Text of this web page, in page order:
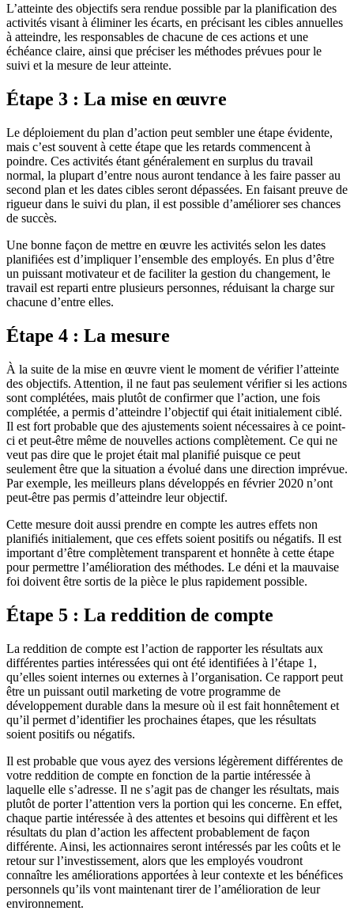
L’atteinte des objectifs sera rendue possible par la planification des
activités visant à éliminer les écarts, en précisant les cibles annuelles
à atteindre, les responsables de chacune de ces actions et une
échéance claire, ainsi que préciser les méthodes prévues pour le
suivi et la mesure de leur atteinte.
Étape 3 : La mise en œuvre
Le déploiement du plan d’action peut sembler une étape évidente,
mais c’est souvent à cette étape que les retards commencent à
poindre. Ces activités étant généralement en surplus du travail
normal, la plupart d’entre nous auront tendance à les faire passer au
second plan et les dates cibles seront dépassées. En faisant preuve de
rigueur dans le suivi du plan, il est possible d’améliorer ses chances
de succès.
Une bonne façon de mettre en œuvre les activités selon les dates
planifiées est d’impliquer l’ensemble des employés. En plus d’être
un puissant motivateur et de faciliter la gestion du changement, le
travail est reparti entre plusieurs personnes, réduisant la charge sur
chacune d’entre elles.
Étape 4 : La mesure
À la suite de la mise en œuvre vient le moment de vérifier l’atteinte
des objectifs. Attention, il ne faut pas seulement vérifier si les actions
sont complétées, mais plutôt de confirmer que l’action, une fois
complétée, a permis d’atteindre l’objectif qui était initialement ciblé.
Il est fort probable que des ajustements soient nécessaires à ce point-
ci et peut-être même de nouvelles actions complètement. Ce qui ne
veut pas dire que le projet était mal planifié puisque ce peut
seulement être que la situation a évolué dans une direction imprévue.
Par exemple, les meilleurs plans développés en février 2020 n’ont
peut-être pas permis d’atteindre leur objectif.
Cette mesure doit aussi prendre en compte les autres effets non
planifiés initialement, que ces effets soient positifs ou négatifs. Il est
important d’être complètement transparent et honnête à cette étape
pour permettre l’amélioration des méthodes. Le déni et la mauvaise
foi doivent être sortis de la pièce le plus rapidement possible.
Étape 5 : La reddition de compte
La reddition de compte est l’action de rapporter les résultats aux
différentes parties intéressées qui ont été identifiées à l’étape 1,
qu’elles soient internes ou externes à l’organisation. Ce rapport peut
être un puissant outil marketing de votre programme de
développement durable dans la mesure où il est fait honnêtement et
qu’il permet d’identifier les prochaines étapes, que les résultats
soient positifs ou négatifs.
Il est probable que vous ayez des versions légèrement différentes de
votre reddition de compte en fonction de la partie intéressée à
laquelle elle s’adresse. Il ne s’agit pas de changer les résultats, mais
plutôt de porter l’attention vers la portion qui les concerne. En effet,
chaque partie intéressée à des attentes et besoins qui diffèrent et les
résultats du plan d’action les affectent probablement de façon
différente. Ainsi, les actionnaires seront intéressés par les coûts et le
retour sur l’investissement, alors que les employés voudront
connaître les améliorations apportées à leur contexte et les bénéfices
personnels qu’ils vont maintenant tirer de l’amélioration de leur
environnement.